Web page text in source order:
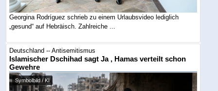
Georgina Rodríguez schrieb zu einem Urlaubsvideo lediglich
„gesund“ auf Hebräisch. Zahlreiche ...
Deutschland -- Antisemitismus
Islamischer Dschihad sagt Ja , Hamas verteilt schon
Gewehre
Symbolbild / KI